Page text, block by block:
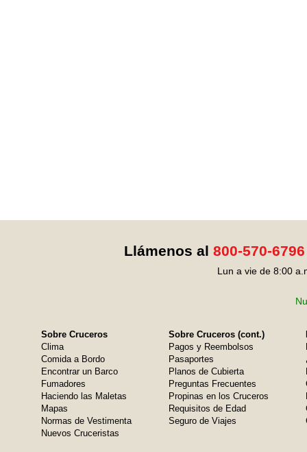
Llámenos al 800-570-6796
Lun a vie de 8:00
Sobre Cruceros
Clima
Comida a Bordo
Encontrar un Barco
Fumadores
Haciendo las Maletas
Mapas
Normas de Vestimenta
Nuevos Cruceristas
Sobre Cruceros (cont.)
Pagos y Reembolsos
Pasaportes
Planos de Cubierta
Preguntas Frecuentes
Propinas en los Cruceros
Requisitos de Edad
Seguro de Viajes